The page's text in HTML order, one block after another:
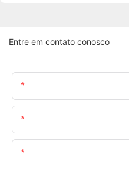
Entre em contato conosco